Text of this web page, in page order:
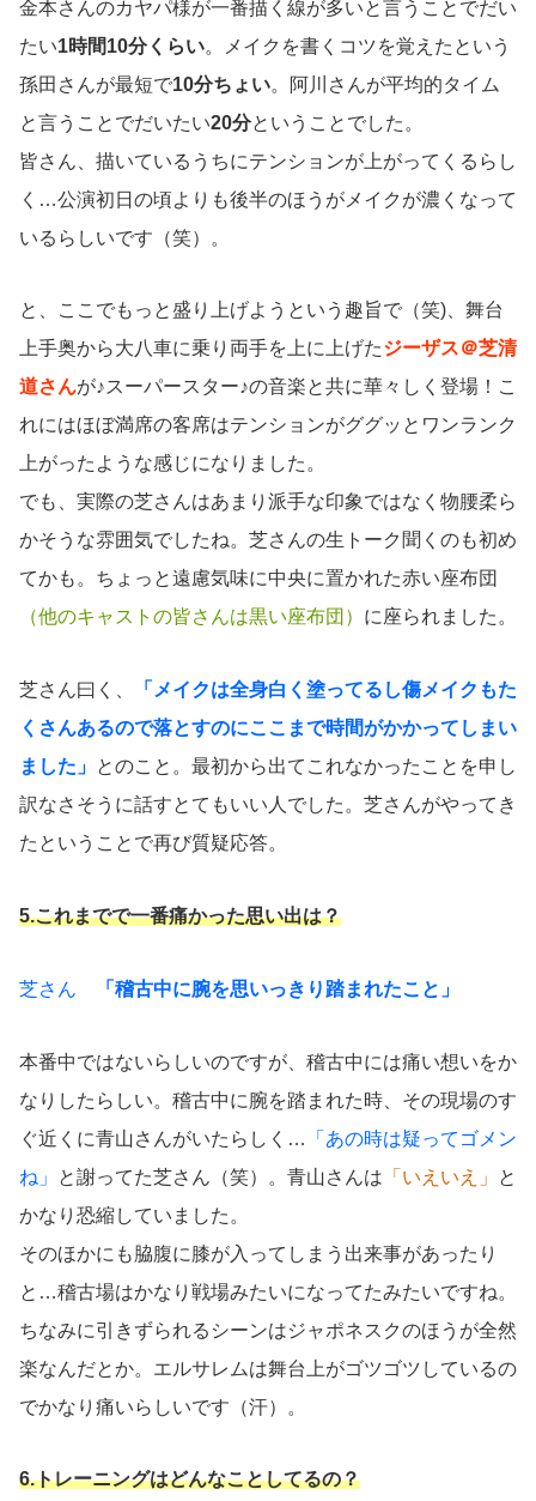
金本さんのカヤパ様が一番描く線が多いと言うことでだい
たい1時間10分くらい。メイクを書くコツを覚えたという
孫田さんが最短で10分ちょい。阿川さんが平均的タイム
と言うことでだいたい20分ということでした。
皆さん、描いているうちにテンションが上がってくるらし
く…公演初日の頃よりも後半のほうがメイクが濃くなって
いるらしいです（笑）。
と、ここでもっと盛り上げようという趣旨で（笑)、舞台
上手奥から大八車に乗り両手を上に上げたジーザス＠芝清
道さんが♪スーパースター♪の音楽と共に華々しく登場！こ
れにはほぼ満席の客席はテンションがググッとワンランク
上がったような感じになりました。
でも、実際の芝さんはあまり派手な印象ではなく物腰柔ら
かそうな雰囲気でしたね。芝さんの生トーク聞くのも初め
てかも。ちょっと遠慮気味に中央に置かれた赤い座布団
（他のキャストの皆さんは黒い座布団） に座られました。
芝さん曰く、
「メイクは全身白く塗ってるし傷メイクもた
くさんあるので落とすのにここまで時間がかかってしまい
ました」 とのこと。最初から出てこれなかったことを申し
訳なさそうに話すとてもいい人でした。芝さんがやってき
たということで再び質疑応答。
5.これまでで一番痛かった思い出は？
芝さん 「稽古中に腕を思いっきり踏まれたこと」
本番中ではないらしいのですが、稽古中には痛い想いをか
なりしたらしい。稽古中に腕を踏まれた時、その現場のす
ぐ近くに青山さんがいたらしく…
「あの時は疑ってゴメン
ね」
と謝ってた芝さん（笑）。青山さんは 「いえいえ」
と
かなり恐縮していました。
そのほかにも脇腹に膝が入ってしまう出来事があったり
と…稽古場はかなり戦場みたいになってたみたいですね。
ちなみに引きずられるシーンはジャポネスクのほうが全然
楽なんだとか。エルサレムは舞台上がゴツゴツしているの
でかなり痛いらしいです（汗）。
6.トレーニングはどんなことしてるの？